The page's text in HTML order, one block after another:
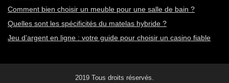
Comment bien choisir un meuble pour une salle de bain ?
Quelles sont les spécificités du matelas hybride ?
Jeu d’argent en ligne : votre guide pour choisir un casino fiable
2019 Tous droits réservés.